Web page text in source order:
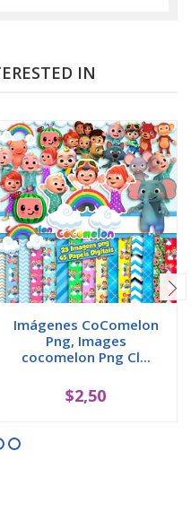
IN
Imágenes CoComelon
Png, Images
cocomelon Png Cl...
$2,50